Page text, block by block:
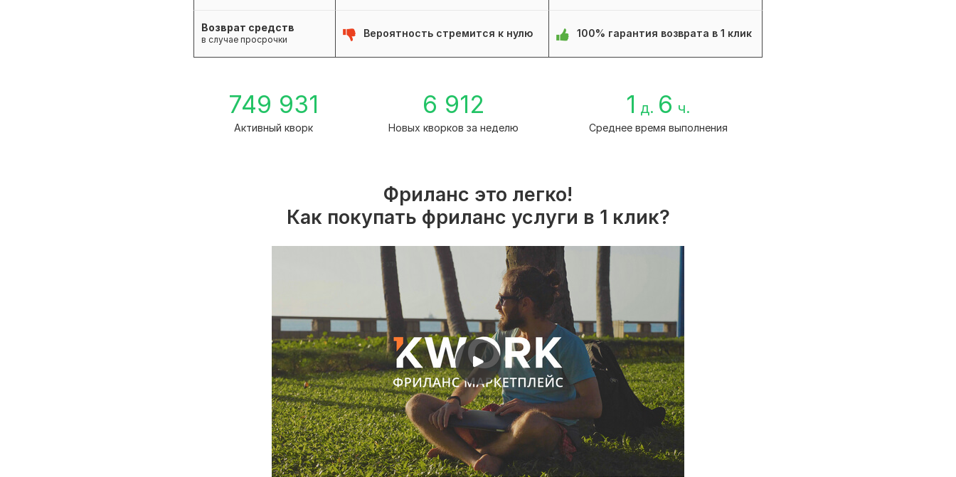
Возврат средств
в случае просрочки
Вероятность стремится к нулю 100% гарантия возврата в 1 клик
749 931
Активный кворк
6 912
Новых кворков за неделю
1 д. 6 ч.
Среднее время выполнения
Фриланс это легко!
Как покупать фриланс услуги в 1 клик?